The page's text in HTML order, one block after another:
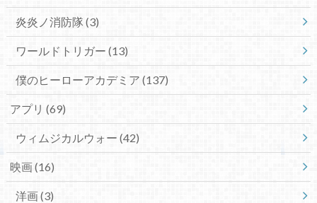
炎炎ノ消防隊 (3)
ワールドトリガー (13)
僕のヒーローアカデミア (137)
アプリ (69)
ウィムジカルウォー (42)
映画(16)
洋画(3)